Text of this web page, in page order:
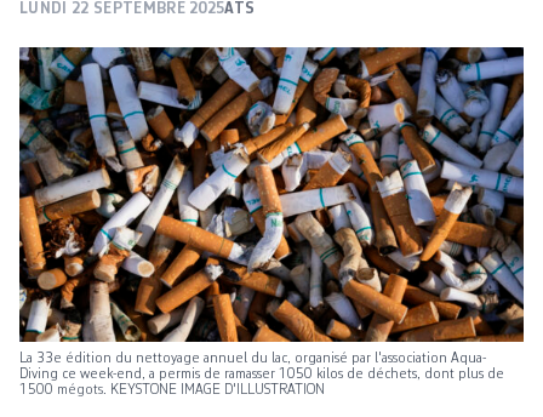
LUNDI 22 SEPTEMBRE 2025ATS
La 33e édition du nettoyage annuel du lac, organisé par l'association Aqua-
Diving ce week-end, a permis de ramasser 1050 kilos de déchets, dont plus de
1500 mégots. KEYSTONE IMAGE D'ILLUSTRATION